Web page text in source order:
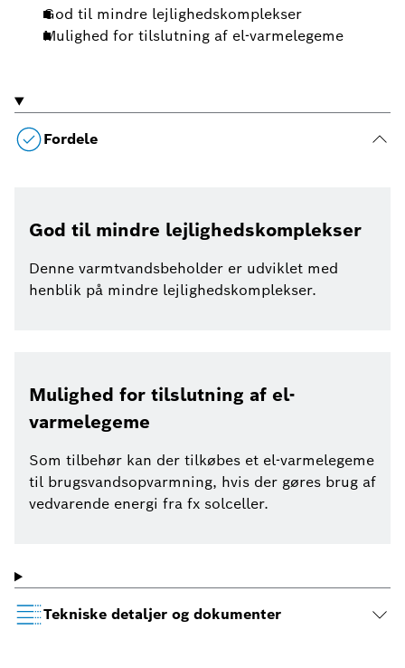
God til mindre lejlighedskomplekser
Mulighed for tilslutning af el-varmelegeme
Fordele
God til mindre lejlighedskomplekser
Denne varmtvandsbeholder er udviklet med
henblik på mindre lejlighedskomplekser.
Mulighed for tilslutning af el-
varmelegeme
Som tilbehør kan der tilkøbes et el-varmelegeme
til brugsvandsopvarmning, hvis der gøres brug af
vedvarende energi fra fx solceller.
Tekniske detaljer og dokumenter